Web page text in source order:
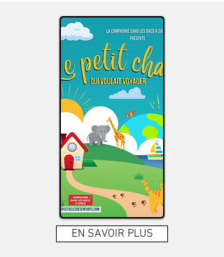
EN SAVOIR PLUS